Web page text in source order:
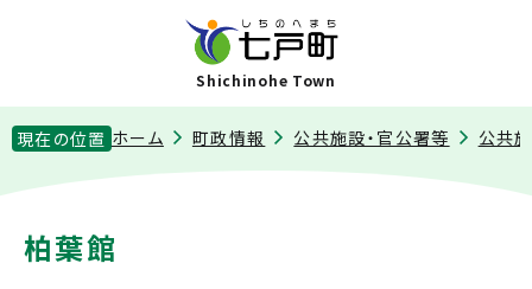
Shichinohe Town
現在の位置 ホーム 町政情報 公共施設・官公署等 公共
柏葉館